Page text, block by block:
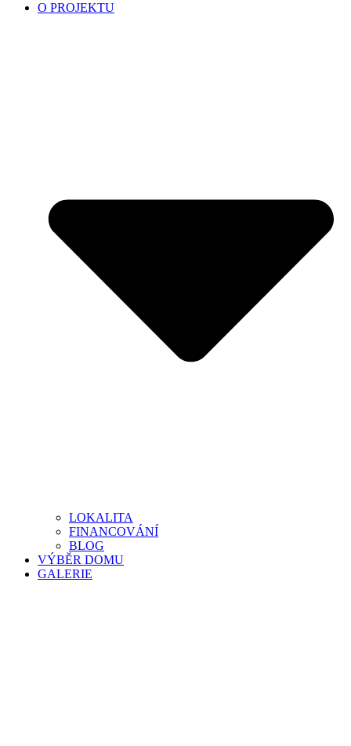
O PROJEKTU
LOKALITA
FINANCOVÁNÍ
BLOG
VÝBĚR DOMU
GALERIE